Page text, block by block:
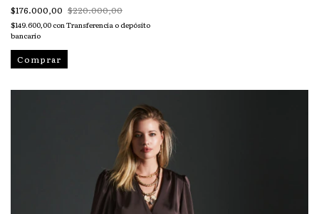
$176.000,00 $220.000,00
$149.600,00 con Transferencia o depósito
bancario
Comprar